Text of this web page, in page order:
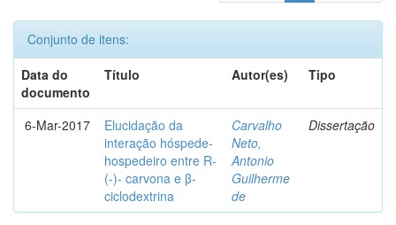
Conjunto de itens:
Data do
documento
Título Autor(es) Tipo
6-Mar-2017
Elucidação da
interação hóspede-
hospedeiro entre R-
(-)- carvona e β-
ciclodextrina
Carvalho
Neto,
Antonio
Guilherme
de
Dissertação